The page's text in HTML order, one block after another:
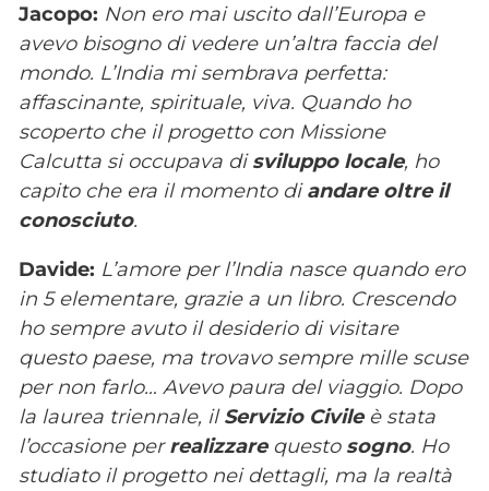
Jacopo: Non ero mai uscito dall’Europa e
avevo bisogno di vedere un’altra faccia del
mondo. L’India mi sembrava perfetta:
affascinante, spirituale, viva. Quando ho
scoperto che il progetto con Missione
Calcutta si occupava disviluppo locale, ho
capito che era il momento diandare oltre il
conosciuto.
Davide: L’amore per l’India nasce quando ero
in 5 elementare, grazie a un libro. Crescendo
ho sempre avuto il desiderio di visitare
questo paese, ma trovavo sempre mille scuse
per non farlo… Avevo paura del viaggio. Dopo
la laurea triennale, ilServizio Civileè stata
l’occasione perrealizzarequesto sogno. Ho
studiato il progetto nei dettagli, ma la realtà